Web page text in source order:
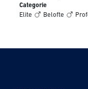
Categorie
Elite
Belofte